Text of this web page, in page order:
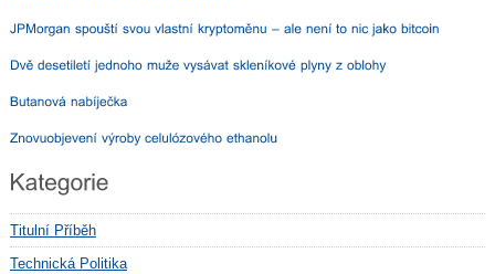
Titulní Příběh
Technická Politika